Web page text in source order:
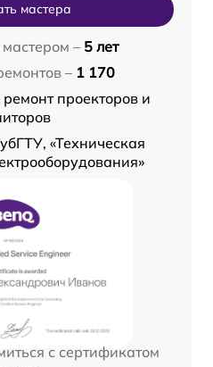
мастера
– 5 лет
– 1 170
ремонт проекторов и
«Техническая
с сертификатом